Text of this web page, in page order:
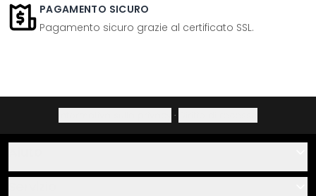
PAGAMENTO SICURO
Pagamento sicuro grazie al certificato SSL.
·